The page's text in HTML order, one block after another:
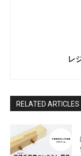
レ
RELATED ARTICLES